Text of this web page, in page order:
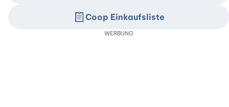
Coop Einkaufsliste
WERBUNG